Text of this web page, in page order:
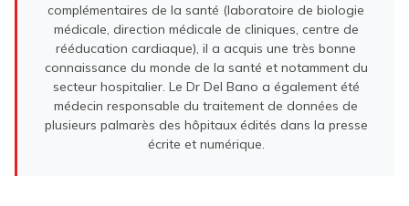
complémentaires de la santé (laboratoire de biologie
médicale, direction médicale de cliniques, centre de
rééducation cardiaque), il a acquis une très bonne
connaissance du monde de la santé et notamment du
secteur hospitalier. Le Dr Del Bano a également été
médecin responsable du traitement de données de
plusieurs palmarès des hôpitaux édités dans la presse
écrite et numérique.